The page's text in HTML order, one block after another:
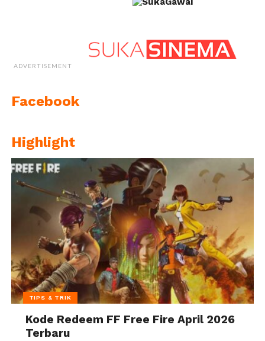
ADVERTISEMENT
Facebook
Highlight
TIPS & TRIK
Kode Redeem FF Free Fire April 2026
Terbaru